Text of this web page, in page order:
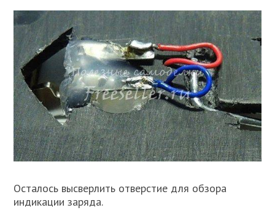
Осталось высверлить отверстие для обзора
индикации заряда.